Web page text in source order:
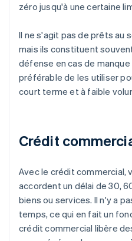
zéro jusqu'à une certaine
Il ne s'agit pas de prêts au
mais ils constituent
défense en cas de
préférable de les utiliser
court terme et à faible
Crédit
Avec le crédit commercial,
accordent un délai de 30,
biens ou services. Il n'y a
temps, ce qui en fait un
crédit commercial libère